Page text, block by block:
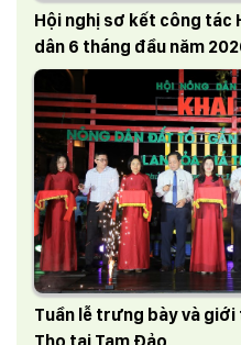
Hội nghị sơ kết công tác
dân 6 tháng đầu năm
Tuần lễ trưng bày và